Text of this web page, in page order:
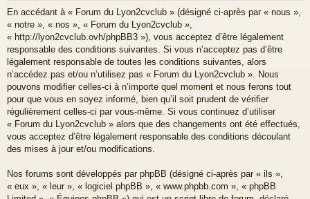
de re
En accédant à « Forum du Lyon2cvclub » (désigné ci-après par « nous »,
« notre », « nos », « Forum du Lyon2cvclub »,
« http://lyon2cvclub.ovh/phpBB3 »), vous acceptez d’être légalement
responsable des conditions suivantes. Si vous n’acceptez pas d’être
légalement responsable de toutes les conditions suivantes, alors
n’accédez pas et/ou n’utilisez pas « Forum du Lyon2cvclub ». Nous
pouvons modifier celles-ci à n’importe quel moment et nous ferons tout
pour que vous en soyez informé, bien qu’il soit prudent de vérifier
régulièrement celles-ci par vous-même. Si vous continuez d’utiliser
« Forum du Lyon2cvclub » alors que des changements ont été effectués,
vous acceptez d’être légalement responsable des conditions découlant
des mises à jour et/ou modifications.
Nos forums sont développés par phpBB (désigné ci-après par « ils »,
« eux », « leur », « logiciel phpBB », « www.phpbb.com », « phpBB